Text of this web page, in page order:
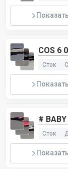
COS 6
Сток
#
Сток